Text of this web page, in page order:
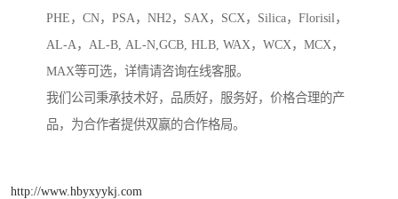
PHE，CN，PSA，NH2，SAX，SCX，Silica，Florisil，
AL-A，AL-B, AL-N,GCB, HLB, WAX，WCX，MCX，
MAX等可选，详情请咨询在线客服。
我们公司秉承技术好，品质好，服务好，价格合理的产
品，为合作者提供双赢的合作格局。
http://www.hbyxyykj.com